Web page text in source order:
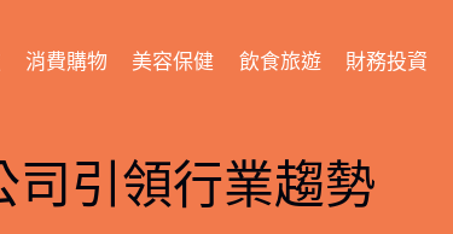
消費購物 美容保健 飲食旅遊 財務投資
司引領行業趨勢